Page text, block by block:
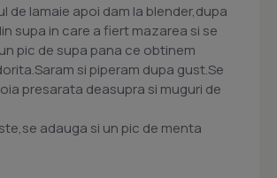
de lamaie apoi dam la blender,dupa
supa in care a fiert mazarea si se
pic de supa pana ce obtinem
si piperam dupa gust.Se
presarata deasupra si muguri de
adauga si un pic de menta